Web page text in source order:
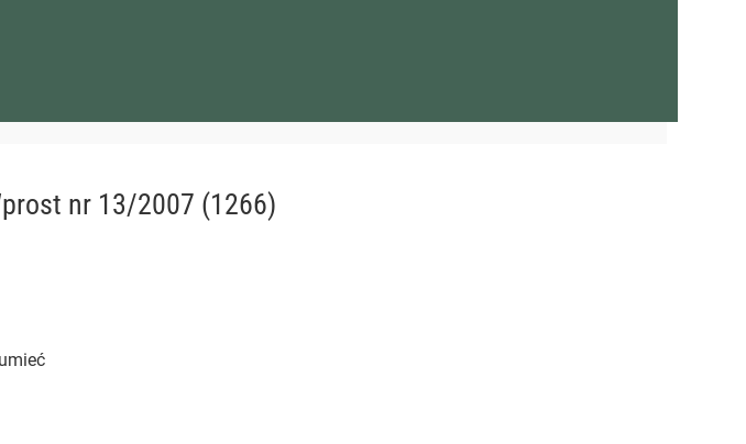
nr 13/2007 (1266)